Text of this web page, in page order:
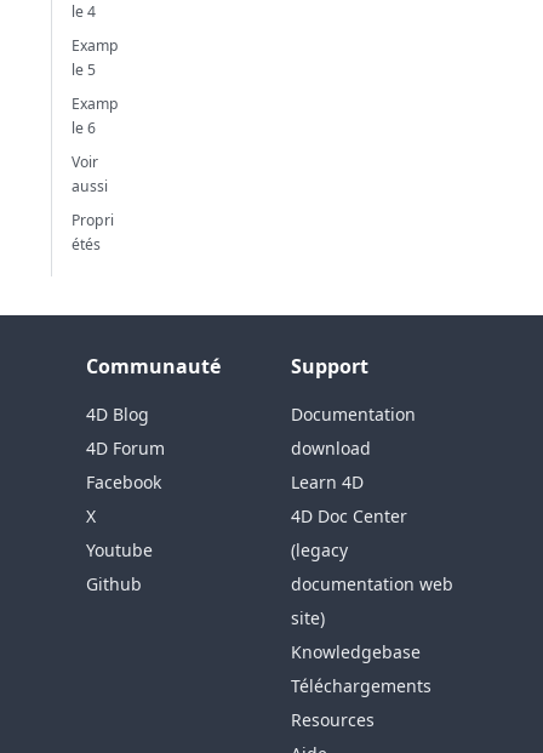
le 4
Examp
le 5
Examp
le 6
Voir
aussi
Propri
étés
Communauté
4D Blog
4D Forum
Facebook
X
Youtube
Github
Support
Documentation
download
Learn 4D
4D Doc Center
(legacy
documentation web
site)
Knowledgebase
Téléchargements
Resources